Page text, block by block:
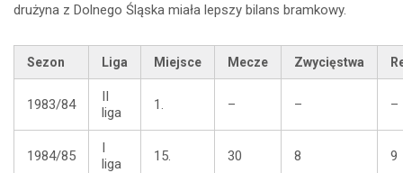
drużyna z Dolnego Śląska miała lepszy bilans bramkowy.
Sezon Liga Miejsce Mecze Zwycięstwa
1983/84
II
liga
1. – – –
1984/85
I
liga
15. 30 8 9